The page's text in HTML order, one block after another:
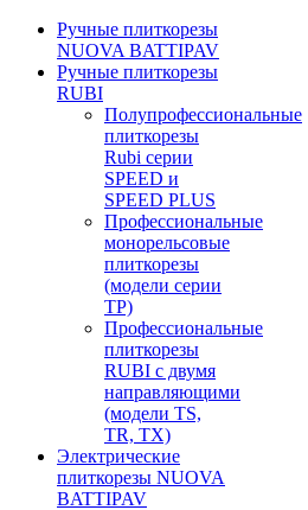
Ручные плиткорезы
NUOVA BATTIPAV
Ручные плиткорезы
RUBI
Полупрофессиональные
плиткорезы
Rubi серии
SPEED и
SPEED PLUS
Профессиональные
монорельсовые
плиткорезы
(модели серии
TP)
Профессиональные
плиткорезы
RUBI с двумя
направляющими
(модели TS,
TR, TX)
Электрические
плиткорезы NUOVA
BATTIPAV